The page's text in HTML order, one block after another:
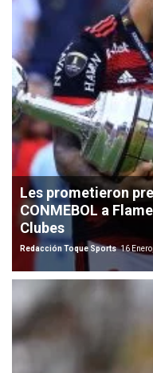
Les prometieron
CONMEBOL a
Clubes
Redacción Toque Sports 16